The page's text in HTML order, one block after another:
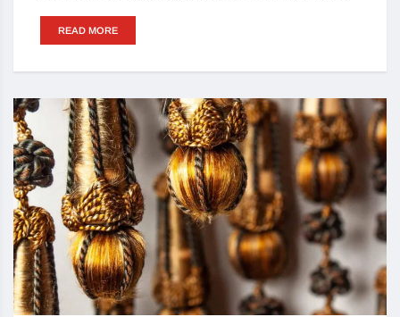
READ MORE